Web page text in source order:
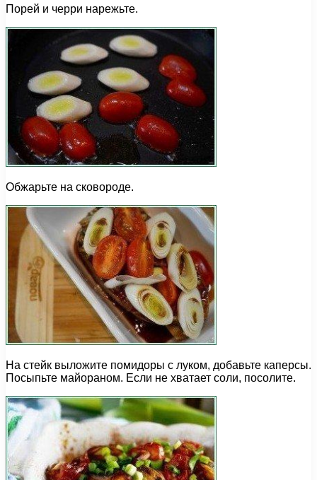
Порей и черри нарежьте.
Обжарьте на сковороде.
На стейк выложите помидоры с луком, добавьте каперсы.
Посыпьте майораном. Если не хватает соли, посолите.